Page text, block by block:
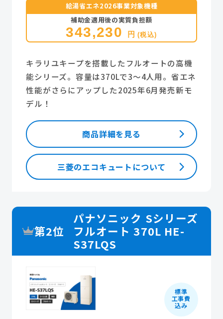
キラリユキープを搭載したフルオートの高機
能シリーズ。容量は370Lで3～4人用。省エネ
性能がさらにアップした2025年6月発売新モ
デル！
給湯省エネ2026事業対象機種
補助金適用後の実質負担額
343,230 円 (税込)
商品詳細を見る
三菱のエコキュートについて
第2位
パナソニック Sシリーズ
フルオート 370L HE-
S37LQS
標準
工事費
込み